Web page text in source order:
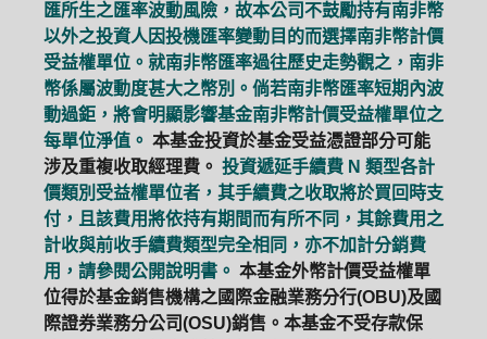
匯所生之匯率波動風險，故本公司不鼓勵持有南非幣
以外之投資人因投機匯率變動目的而選擇南非幣計價
受益權單位。就南非幣匯率過往歷史走勢觀之，南非
幣係屬波動度甚大之幣別。倘若南非幣匯率短期內波
動過鉅，將會明顯影響基金南非幣計價受益權單位之
每單位淨值。 本基金投資於基金受益憑證部分可能
涉及重複收取經理費。 投資遞延手續費 N 類型各計
價類別受益權單位者，其手續費之收取將於買回時支
付，且該費用將依持有期間而有所不同，其餘費用之
計收與前收手續費類型完全相同，亦不加計分銷費
用，請參閱公開說明書。 本基金外幣計價受益權單
位得於基金銷售機構之國際金融業務分行(OBU)及國
際證券業務分公司(OSU)銷售。本基金不受存款保